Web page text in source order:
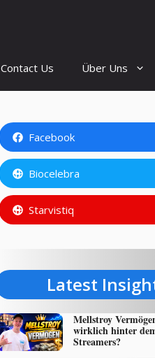
Contact Us Über Uns
Facebook
Biocelebra
Starvistiq
Latest
Mellstroy
wirklich hinter
Streamers?